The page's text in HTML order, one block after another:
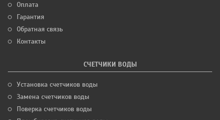
Оплата
Гарантия
Обратная связь
Контакты
СЧЕТЧИКИ ВОДЫ
Установка счетчиков воды
Замена счетчиков воды
Поверка счетчиков воды